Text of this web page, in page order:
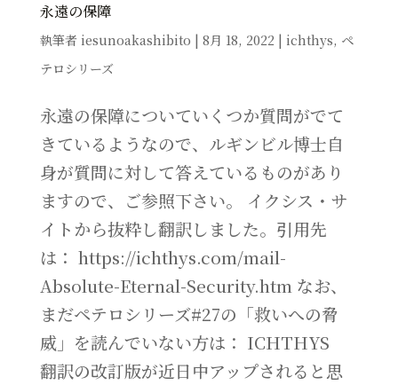
永遠の保障
執筆者 iesunoakashibito | 8月 18, 2022 | ichthys, ペ
テロシリーズ
永遠の保障についていくつか質問がでて
きているようなので、ルギンビル博士自
身が質問に対して答えているものがあり
ますので、ご参照下さい。 イクシス・サ
イトから抜粋し翻訳しました。引用先
は： https://ichthys.com/mail-
Absolute-Eternal-Security.htm なお、
まだペテロシリーズ#27の「救いへの脅
威」を読んでいない方は： ICHTHYS
翻訳の改訂版が近日中アップされると思